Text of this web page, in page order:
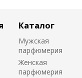
Каталог
Мужская
парфюмерия
Женская
парфюмерия